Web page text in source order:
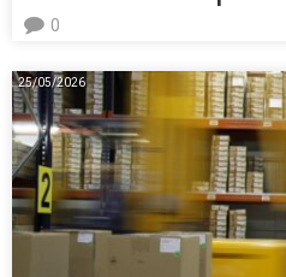
0
25/05/2026